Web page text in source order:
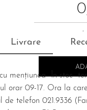
Livrare
mențiunea -În stoc-
orar 09-17. Ora la
telefon 021.9336